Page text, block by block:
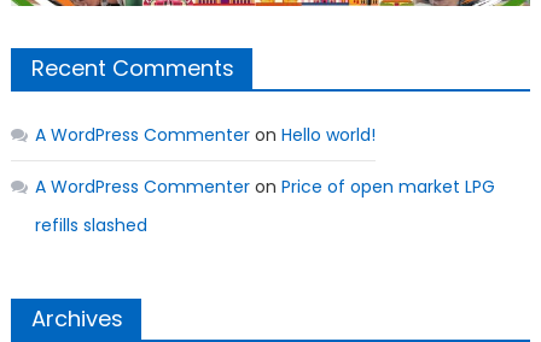
Recent Comments
A WordPress Commenteron Hello world!
A WordPress Commenteron Price of open market LPG
refills slashed
Archives